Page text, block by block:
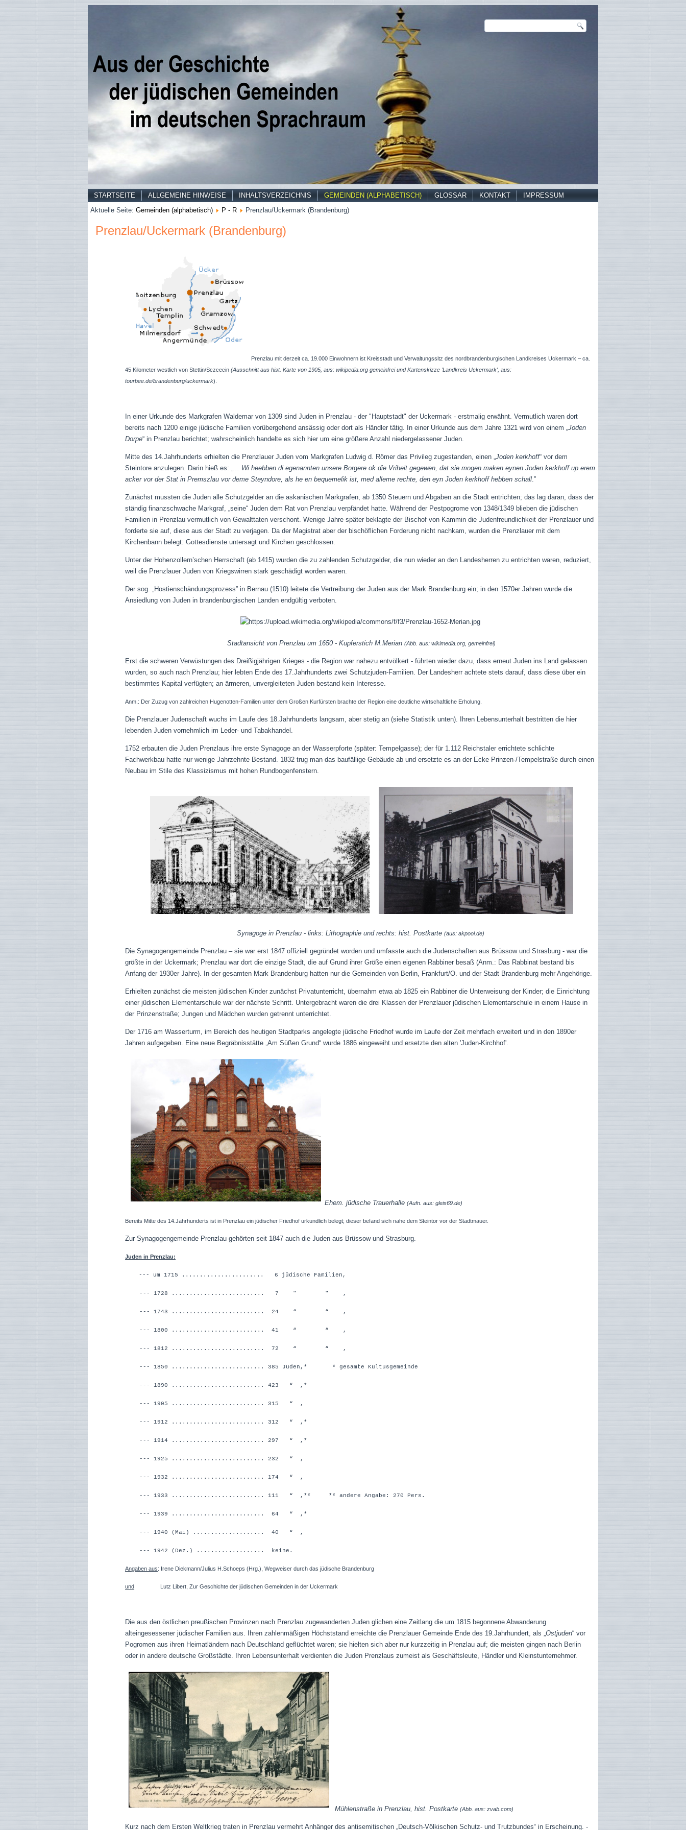
STARTSEITE ALLGEMEINE HINWEISE INHALTSVERZEICHNIS GEMEINDEN (ALPHABETISCH) GLOSSAR KONTAKT
IMPRESSUM
Aktuelle Seite: Gemeinden (alphabetisch) P - R Prenzlau/Uckermark (Brandenburg)
Prenzlau/Uckermark (Brandenburg)
Prenzlau mit derzeit ca. 19.000 Einwohnern ist Kreisstadt und Verwaltungssitz des nordbrandenburgischen Landkreises Uckermark – ca.
45 Kilometer westlich von Stettin/Sczcecin(Ausschnitt aus hist. Karte von 1905, aus: wikipedia.org gemeinfrei und Kartenskizze 'Landkreis Uckermark', aus:
tourbee.de/brandenburg/uckermark).
In einer Urkunde des Markgrafen Waldemar von 1309 sind Juden in Prenzlau - der "Hauptstadt" der Uckermark - erstmalig erwähnt. Vermutlich waren dort
bereits nach 1200 einige jüdische Familien vorübergehend ansässig oder dort als Händler tätig. In einer Urkunde aus dem Jahre 1321 wird von einem „Joden
Dorpe“ in Prenzlau berichtet; wahrscheinlich handelte es sich hier um eine größere Anzahl niedergelassener Juden.
Mitte des 14.Jahrhunderts erhielten die Prenzlauer Juden vom Markgrafen Ludwig d. Römer das Privileg zugestanden, einen „Joden kerkhoff“ vor dem
Steintore anzulegen. Darin hieß es: „ .. Wi heebben di egenannten unsere Borgere ok die Vriheit gegewen, dat sie mogen maken eynen Joden kerkhoff up erem
acker vor der Stat in Premszlau vor deme Steyndore, als he en bequemelik ist, med alleme rechte, den eyn Joden kerkhoff hebben schall.”
Zunächst mussten die Juden alle Schutzgelder an die askanischen Markgrafen, ab 1350 Steuern und Abgaben an die Stadt entrichten; das lag daran, dass der
ständig finanzschwache Markgraf, „seine“ Juden dem Rat von Prenzlau verpfändet hatte. Während der Pestpogrome von 1348/1349 blieben die jüdischen
Familien in Prenzlau vermutlich von Gewalttaten verschont. Wenige Jahre später beklagte der Bischof von Kammin die Judenfreundlichkeit der Prenzlauer und
forderte sie auf, diese aus der Stadt zu verjagen. Da der Magistrat aber der bischöflichen Forderung nicht nachkam, wurden die Prenzlauer mit dem
Kirchenbann belegt: Gottesdienste untersagt und Kirchen geschlossen.
Unter der Hohenzollern’schen Herrschaft (ab 1415) wurden die zu zahlenden Schutzgelder, die nun wieder an den Landesherren zu entrichten waren, reduziert,
weil die Prenzlauer Juden von Kriegswirren stark geschädigt worden waren.
Der sog. „Hostienschändungsprozess” in Bernau (1510) leitete die Vertreibung der Juden aus der Mark Brandenburg ein; in den 1570er Jahren wurde die
Ansiedlung von Juden in brandenburgischen Landen endgültig verboten.
Stadtansicht von Prenzlau um 1650 - Kupferstich M.Merian(Abb. aus: wikimedia.org, gemeinfrei)
Erst die schweren Verwüstungen des Dreißigjährigen Krieges - die Region war nahezu entvölkert - führten wieder dazu, dass erneut Juden ins Land gelassen
wurden, so auch nach Prenzlau; hier lebten Ende des 17.Jahrhunderts zwei Schutzjuden-Familien. Der Landesherr achtete stets darauf, dass diese über ein
bestimmtes Kapital verfügten; an ärmeren, unvergleiteten Juden bestand kein Interesse.
Anm.: Der Zuzug von zahlreichen Hugenotten-Familien unter dem Großen Kurfürsten brachte der Region eine deutliche wirtschaftliche Erholung.
Die Prenzlauer Judenschaft wuchs im Laufe des 18.Jahrhunderts langsam, aber stetig an (siehe Statistik unten). Ihren Lebensunterhalt bestritten die hier
lebenden Juden vornehmlich im Leder- und Tabakhandel.
1752 erbauten die Juden Prenzlaus ihre erste Synagoge an der Wasserpforte (später: Tempelgasse); der für 1.112 Reichstaler errichtete schlichte
Fachwerkbau hatte nur wenige Jahrzehnte Bestand. 1832 trug man das baufällige Gebäude ab und ersetzte es an der Ecke Prinzen-/Tempelstraße durch einen
Neubau im Stile des Klassizismus mit hohen Rundbogenfenstern.
Synagoge in Prenzlau - links: Lithographie und rechts: hist. Postkarte (aus: akpool.de)
Die Synagogengemeinde Prenzlau – sie war erst 1847 offiziell gegründet worden und umfasste auch die Judenschaften aus Brüssow und Strasburg - war die
größte in der Uckermark; Prenzlau war dort die einzige Stadt, die auf Grund ihrer Größe einen eigenen Rabbiner besaß (Anm.: Das Rabbinat bestand bis
Anfang der 1930er Jahre). In der gesamten Mark Brandenburg hatten nur die Gemeinden von Berlin, Frankfurt/O. und der Stadt Brandenburg mehr Angehörige.
Erhielten zunächst die meisten jüdischen Kinder zunächst Privatunterricht, übernahm etwa ab 1825 ein Rabbiner die Unterweisung der Kinder; die Einrichtung
einer jüdischen Elementarschule war der nächste Schritt. Untergebracht waren die drei Klassen der Prenzlauer jüdischen Elementarschule in einem Hause in
der Prinzenstraße; Jungen und Mädchen wurden getrennt unterrichtet.
Der 1716 am Wasserturm, im Bereich des heutigen Stadtparks angelegte jüdische Friedhof wurde im Laufe der Zeit mehrfach erweitert und in den 1890er
Jahren aufgegeben. Eine neue Begräbnisstätte „Am Süßen Grund“ wurde 1886 eingeweiht und ersetzte den alten 'Juden-Kirchhof'.
Ehem. jüdische Trauerhalle(Aufn. aus: gleis69.de)
Bereits Mitte des 14.Jahrhunderts ist in Prenzlau ein jüdischer Friedhof urkundlich belegt; dieser befand sich nahe dem Steintor vor der Stadtmauer.
Zur Synagogengemeinde Prenzlau gehörten seit 1847 auch die Juden aus Brüssow und Strasburg.
Juden in Prenzlau:
--- um 1715 ....................... 6 jüdische Familien,
--- 1728 .......................... 7 " " ,
--- 1743 .......................... 24 “ “ ,
--- 1800 .......................... 41 “ “ ,
--- 1812 .......................... 72 “ “ ,
--- 1850 .......................... 385 Juden,* * gesamte Kultusgemeinde
--- 1890 .......................... 423 “ ,*
--- 1905 .......................... 315 “ ,
--- 1912 .......................... 312 “ ,*
--- 1914 .......................... 297 “ ,*
--- 1925 .......................... 232 “ ,
--- 1932 .......................... 174 “ ,
--- 1933 .......................... 111 “ ,** ** andere Angabe: 270 Pers.
--- 1939 .......................... 64 “ ,*
--- 1940 (Mai) .................... 40 “ ,
--- 1942 (Dez.) ................... keine.
Angaben aus: Irene Diekmann/Julius H.Schoeps (Hrg.), Wegweiser durch das jüdische Brandenburg
und Lutz Libert, Zur Geschichte der jüdischen Gemeinden in der Uckermark
Die aus den östlichen preußischen Provinzen nach Prenzlau zugewanderten Juden glichen eine Zeitlang die um 1815 begonnene Abwanderung
alteingesessener jüdischer Familien aus. Ihren zahlenmäßigen Höchststand erreichte die Prenzlauer Gemeinde Ende des 19.Jahrhundert, als „Ostjuden“ vor
Pogromen aus ihren Heimatländern nach Deutschland geflüchtet waren; sie hielten sich aber nur kurzzeitig in Prenzlau auf; die meisten gingen nach Berlin
oder in andere deutsche Großstädte. Ihren Lebensunterhalt verdienten die Juden Prenzlaus zumeist als Geschäftsleute, Händler und Kleinstunternehmer.
Mühlenstraße in Prenzlau, hist. Postkarte(Abb. aus: zvab.com)
Kurz nach dem Ersten Weltkrieg traten in Prenzlau vermehrt Anhänger des antisemitischen „Deutsch-Völkischen Schutz- und Trutzbundes“ in Erscheinung. -